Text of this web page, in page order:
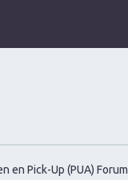
Pick-Up (PUA) Forum